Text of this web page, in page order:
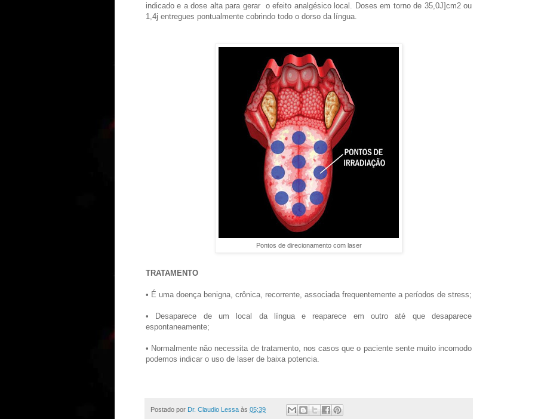
indicado e a dose alta para gerar o efeito analgésico local. Doses em torno de 35,0J]cm2 ou
1,4j entregues pontualmente cobrindo todo o dorso da língua.
Pontos de direcionamento com laser
TRATAMENTO
• É uma doença benigna, crônica, recorrente, associada frequentemente a períodos de stress;
• Desaparece de um local da língua e reaparece em outro até que desaparece
espontaneamente;
• Normalmente não necessita de tratamento, nos casos que o paciente sente muito incomodo
podemos indicar o uso de laser de baixa potencia.
Postado por Dr. Claudio Lessa às 05:39